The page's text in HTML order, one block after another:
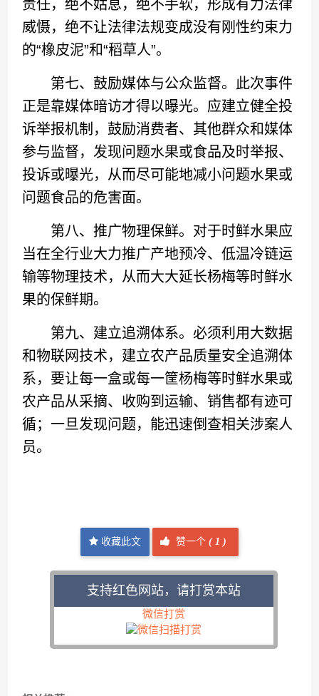
责任，绝不姑息，绝不手软，形成有力法律
威慑，绝不让法律法规变成没有刚性约束力
的“橡皮泥”和“稻草人”。
第七、鼓励媒体与公众监督。此次事件
正是靠媒体暗访才得以曝光。应建立健全投
诉举报机制，鼓励消费者、其他群众和媒体
参与监督，发现问题水果或食品及时举报、
投诉或曝光，从而尽可能地减小问题水果或
问题食品的危害面。
第八、推广物理保鲜。对于时鲜水果应
当在全行业大力推广产地预冷、低温冷链运
输等物理技术，从而大大延长杨梅等时鲜水
果的保鲜期。
第九、建立追溯体系。必须利用大数据
和物联网技术，建立农产品质量安全追溯体
系，要让每一盒或每一筐杨梅等时鲜水果或
农产品从采摘、收购到运输、销售都有迹可
循；一旦发现问题，能迅速倒查相关涉案人
员。
收藏此文 赞一个 (1 )
支持红色网站，请打赏本站
微信打赏